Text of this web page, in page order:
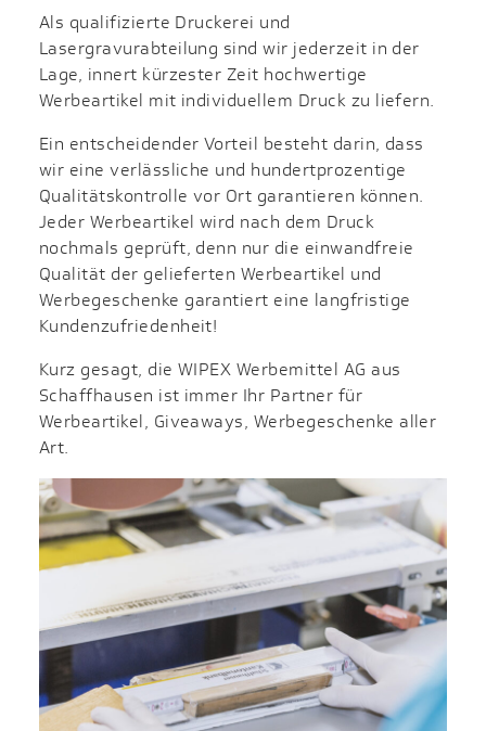
Als qualifizierte Druckerei und
Lasergravurabteilung sind wir jederzeit in der
Lage, innert kürzester Zeit hochwertige
Werbeartikel mit individuellem Druck zu liefern.
Ein entscheidender Vorteil besteht darin, dass
wir eine verlässliche und hundertprozentige
Qualitätskontrolle vor Ort garantieren können.
Jeder Werbeartikel wird nach dem Druck
nochmals geprüft, denn nur die einwandfreie
Qualität der gelieferten Werbeartikel und
Werbegeschenke garantiert eine langfristige
Kundenzufriedenheit!
Kurz gesagt, die WIPEX Werbemittel AG aus
Schaffhausen ist immer Ihr Partner für
Werbeartikel, Giveaways, Werbegeschenke aller
Art.